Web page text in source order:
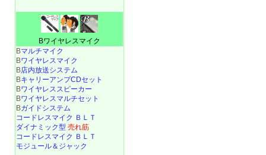
Bワイヤレスマイク
Bマルチマイク
Bワイヤレスマイク
B店内放送システム
BキャリーアンプCDセット
Bワイヤレススピーカー
Bワイヤレスマルチセット
Bガイドシステム
コードレスマイク ＢＬＴ
ダイナミック型 売れ筋
コードレスマイク ＢＬＴ
モジュール＆ジャック